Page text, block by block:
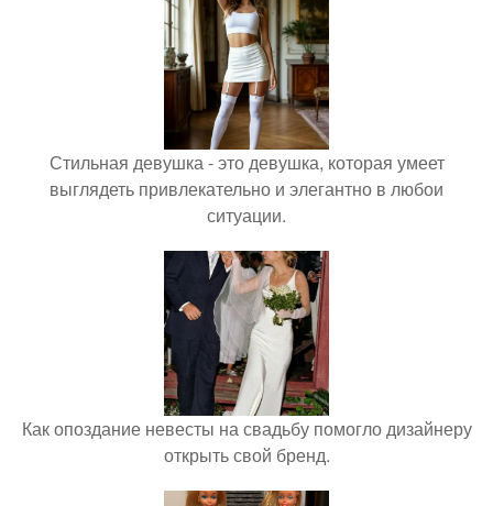
Стильная девушка - это девушка, которая умеет
выглядеть привлекательно и элегантно в любои
ситуации.
Как опоздание невесты на свадьбу помогло дизайнеру
открыть свой бренд.